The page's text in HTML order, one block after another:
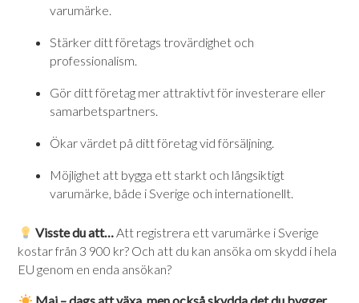
varumärke.
Stärker ditt företags trovärdighet och
professionalism.
Gör ditt företag mer attraktivt för investerare eller
samarbetspartners.
Ökar värdet på ditt företag vid försäljning.
Möjlighet att bygga ett starkt och långsiktigt
varumärke, både i Sverige och internationellt.
Visste du att…Att registrera ett varumärke i Sverige
kostar från 3 900 kr? Och att du kan ansöka om skydd i hela
EU genom en enda ansökan?